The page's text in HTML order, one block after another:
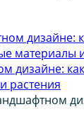
дизайне:
растения